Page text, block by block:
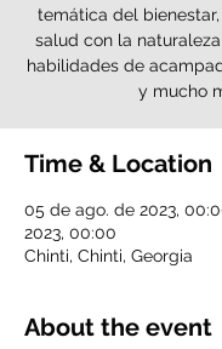
temática del
salud con la
habilidades de
y mucho
Time & Location
05 de ago. de 2023,
2023, 00:00
Chinti, Chinti, Georgia
About the event